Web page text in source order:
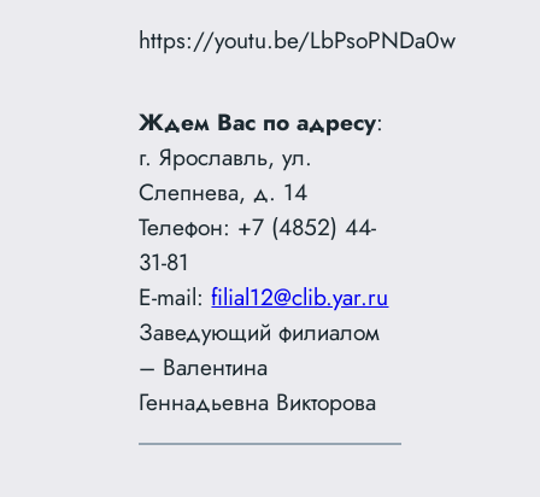
https://youtu.be/LbPsoPNDa0w
Ждем Вас по адресу:
г. Ярославль, ул.
Слепнева, д. 14
Телефон: +7 (4852) 44-
31-81
E-mail:filial12@clib.yar.ru
Заведующий филиалом
– Валентина
Геннадьевна Викторова